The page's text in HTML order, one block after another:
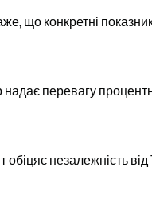
що конкретні
перевагу
незалежність